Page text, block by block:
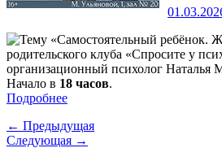
родительского клуба «Спросите у
организационный психолог Наталья
Начало в 18 часов.
Подробнее
← Предыдущая
Следующая →